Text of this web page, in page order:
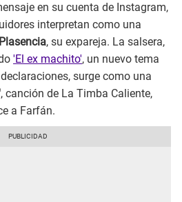
en su cuenta de Instagram,
interpretan como una
, su expareja. La salsera,
'El ex machito', un nuevo tema
surge como una
, canción de La Timba Caliente,
a Farfán.